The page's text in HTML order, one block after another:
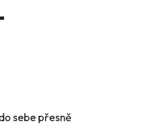
sebe přesně